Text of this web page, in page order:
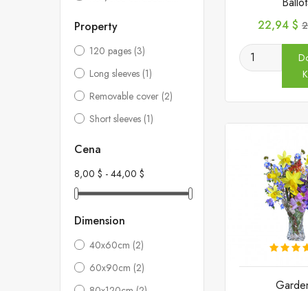
Property
120 pages (3)
Long sleeves (1)
Removable cover (2)
Short sleeves (1)
Cena
8,00 $ - 44,00 $
Dimension
40x60cm (2)
60x90cm (2)
Cena
22,94 $